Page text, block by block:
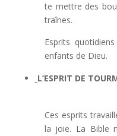
te mettre des
traînes.
Esprits
enfants de Dieu.
L’ESPRIT DE
Ces esprits
la joie. La Bible